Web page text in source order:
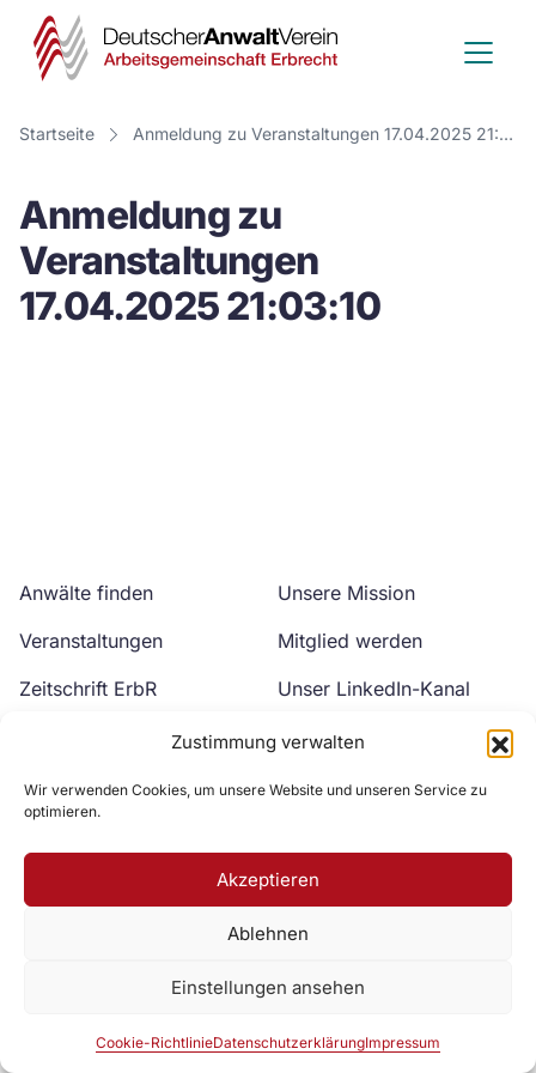
Zustimmung verwalten
Wir verwenden Cookies, um unsere Website und unseren Service zu
optimieren.
Akzeptieren
Ablehnen
Einstellungen ansehen
Cookie-RichtlinieDatenschutzerklärungImpressum
Deutscher
Anwalt
Verein
Startseite Anmeldung zu Veranstaltungen 17.04.2025 21:03:10
Anmeldung zu
Veranstaltungen
17.04.2025 21:03:10
Anwälte finden
Veranstaltungen
Zeitschrift ErbR
Unsere Mission
Mitglied werden
Unser LinkedIn-Kanal
Unser YouTube-Kanal
Zur DAV Webseite